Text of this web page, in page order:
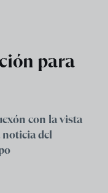
para
con la vista
noticia del